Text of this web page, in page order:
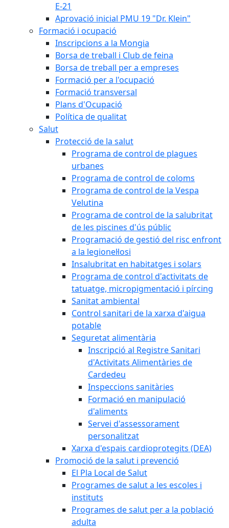
E-21
Aprovació inicial PMU 19 "Dr. Klein"
Formació i ocupació
Inscripcions a la Mongia
Borsa de treball i Club de feina
Borsa de treball per a empreses
Formació per a l'ocupació
Formació transversal
Plans d'Ocupació
Política de qualitat
Salut
Protecció de la salut
Programa de control de plagues
urbanes
Programa de control de coloms
Programa de control de la Vespa
Velutina
Programa de control de la salubritat
de les piscines d'ús públic
Programació de gestió del risc enfront
a la legionel·losi
Insalubritat en habitatges i solars
Programa de control d'activitats de
tatuatge, micropigmentació i pírcing
Sanitat ambiental
Control sanitari de la xarxa d'aigua
potable
Seguretat alimentària
Inscripció al Registre Sanitari
d'Activitats Alimentàries de
Cardedeu
Inspeccions sanitàries
Formació en manipulació
d'aliments
Servei d'assessorament
personalitzat
Xarxa d'espais cardioprotegits (DEA)
Promoció de la salut i prevenció
El Pla Local de Salut
Programes de salut a les escoles i
instituts
Programes de salut per a la població
adulta